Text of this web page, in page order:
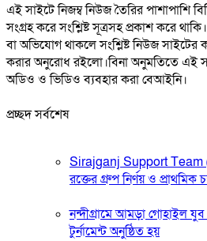
এই সাইটে নিজম্ব নিউজ তৈরির পাশাপাশি
সংগ্রহ করে সংশ্লিষ্ট সূত্রসহ প্রকাশ করে
বা অভিযোগ থাকলে সংশ্লিষ্ট নিউজ সাইটের
করার অনুরোধ রইলো।বিনা অনুমতিতে এই
অডিও ও ভিডিও ব্যবহার করা বেআইনি।
প্রচ্ছদ সর্বশেষ
Sirajganj Support Team
রক্তের গ্রুপ নির্ণয় ও প্রাথমিক
নন্দীগ্রামে আমড়া গোহাইল
টুর্নামেন্ট অনুষ্ঠিত হয়